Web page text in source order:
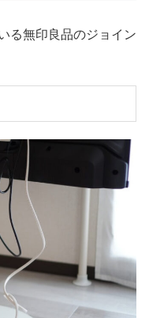
る無印良品のジョイン